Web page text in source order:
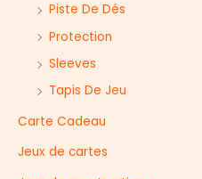
Piste De Dés
Protection
Sleeves
Tapis De Jeu
Carte Cadeau
Jeux de cartes